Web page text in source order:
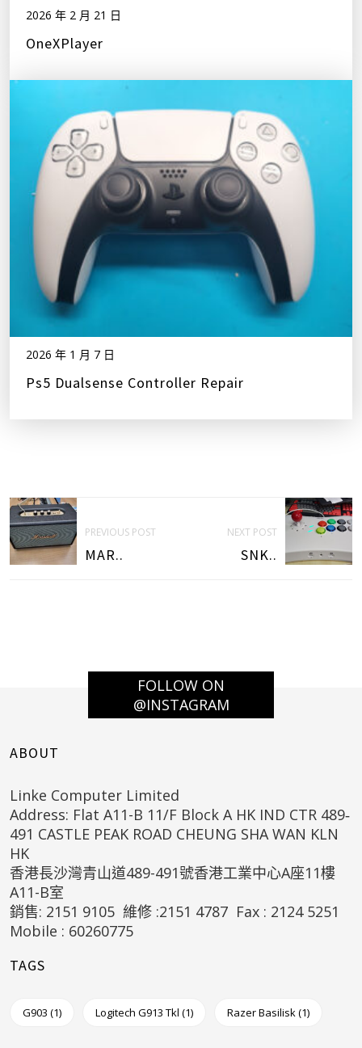
2026 年 2 月 21 日
OneXPlayer
2026 年 1 月 7 日
Ps5 Dualsense Controller Repair
PREVIOUS POST
MAR..
NEXT POST
SNK..
FOLLOW ON
@INSTAGRAM
ABOUT
Linke Computer Limited
Address: Flat A11-B 11/F Block A HK IND CTR 489‐
491 CASTLE PEAK ROAD CHEUNG SHA WAN KLN
HK
香港長沙灣青山道489-491號香港工業中心A座11樓
A11-B室
銷售: 2151 9105 維修 :2151 4787 Fax : 2124 5251
Mobile : 60260775
TAGS
G903 (1) Logitech G913 Tkl (1) Razer Basilisk(1)